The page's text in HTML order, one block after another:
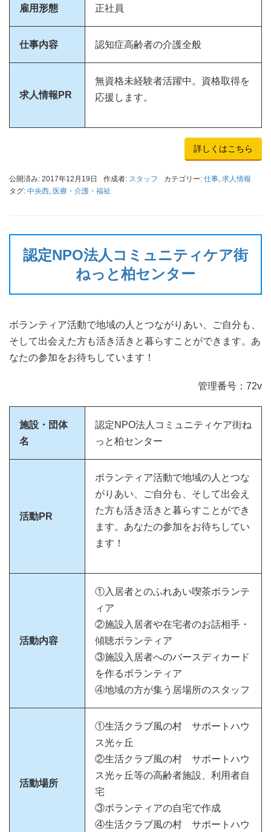
雇用形態 正社員
仕事内容 認知症高齢者の介護全般
求人情報PR
無資格未経験者活躍中。資格取得を
応援します。
詳しくはこちら
公開済み: 2017年12月19日 作成者: スタッフ カテゴリー: 仕事, 求人情報
タグ: 中央西, 医療・介護・福祉
認定NPO法人コミュニティケア街
ねっと柏センター
ボランティア活動で地域の人とつながりあい、ご自分も、
そして出会えた方も活き活きと暮らすことができます。あ
なたの参加をお待ちしています！
管理番号：72v
施設・団体
名
認定NPO法人コミュニティケア街ね
っと柏センター
活動PR
ボランティア活動で地域の人とつな
がりあい、ご自分も、そして出会え
た方も活き活きと暮らすことができ
ます。あなたの参加をお待ちしてい
ます！
活動内容
①入居者とのふれあい喫茶ボランテ
ィア
②施設入居者や在宅者のお話相手・
傾聴ボランティア
③施設入居者へのバースディカード
を作るボランティア
④地域の方が集う居場所のスタッフ
活動場所
①生活クラブ風の村 サポートハウ
ス光ヶ丘
②生活クラブ風の村 サポートハウ
ス光ヶ丘等の高齢者施設、利用者自
宅
③ボランティアの自宅で作成
④生活クラブ風の村 サポートハウ